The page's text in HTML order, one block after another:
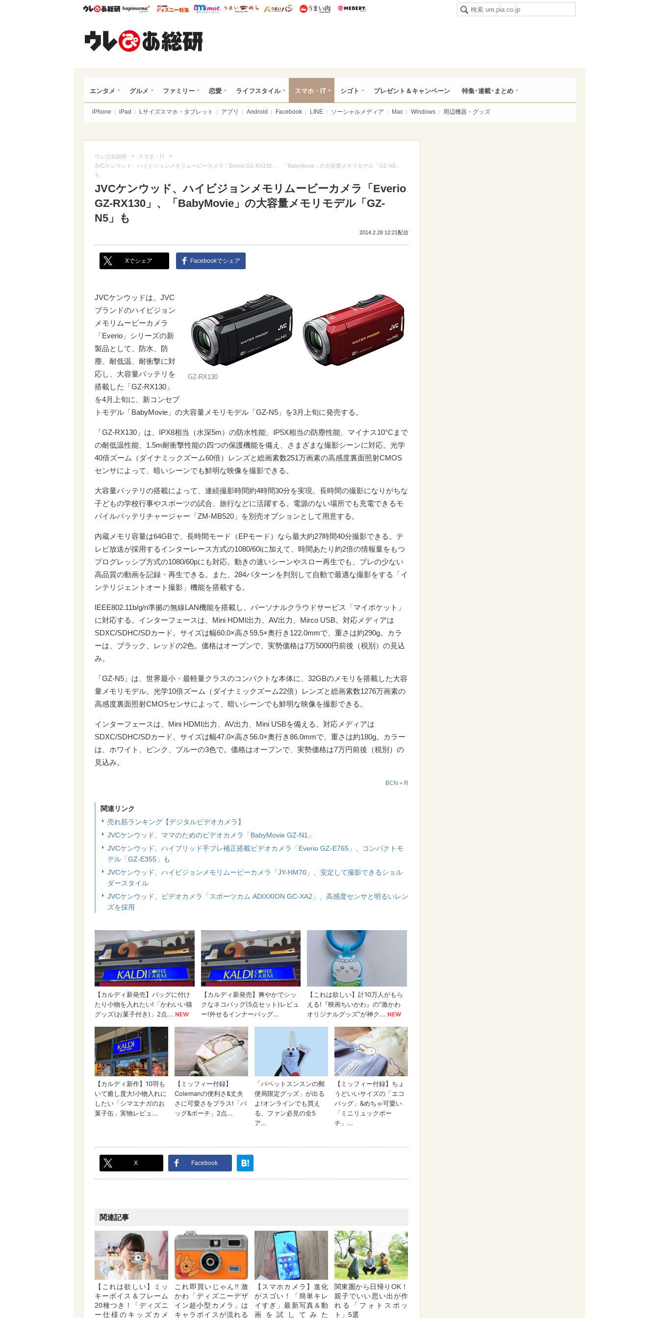
ウレぴあ総研ハピママ* ウレぴあ総研 ディズニー特集
mimot. うまいめし うまいパン うまい肉
エンタメ グルメ ファミリー 恋愛 ライフスタイル スマホ・IT シゴト プレゼント＆キャンペーン 特集･連載･まとめ
iPhone iPad Lサイズスマホ・タブレット アプリ Android Facebook LINE ソーシャルメディア Mac Windows 周辺機器・グッズ
ウレぴあ総研 > スマホ・IT >
JVCケンウッド、ハイビジョンメモリムービーカメラ「Everio GZ-RX130」、「BabyMovie」の大容量メモリモデル「GZ-N5」
も
JVCケンウッド、ハイビジョンメモリムービーカメラ「Everio
GZ-RX130」、「BabyMovie」の大容量メモリモデル「GZ-
N5」も
2014.2.28 12:21配信
Xでシェア Facebookでシェア
GZ-RX130
JVCケンウッドは、JVC
ブランドのハイビジョン
メモリムービーカメラ
「Everio」シリーズの新
製品として、防水、防
塵、耐低温、耐衝撃に対
応し、大容量バッテリを
搭載した「GZ-RX130」
を4月上旬に、新コンセプ
トモデル「BabyMovie」の大容量メモリモデル「GZ-N5」を3月上旬に発売する。
「GZ-RX130」は、IPX8相当（水深5m）の防水性能、IP5X相当の防塵性能、マイナス10°Cまで
の耐低温性能、1.5m耐衝撃性能の四つの保護機能を備え、さまざまな撮影シーンに対応。光学
40倍ズーム（ダイナミックズーム60倍）レンズと総画素数251万画素の高感度裏面照射CMOS
センサによって、暗いシーンでも鮮明な映像を撮影できる。
大容量バッテリの搭載によって、連続撮影時間約4時間30分を実現。長時間の撮影になりがちな
子どもの学校行事やスポーツの試合、旅行などに活躍する。電源のない場所でも充電できるモ
バイルバッテリチャージャー「ZM-MB520」を別売オプションとして用意する。
内蔵メモリ容量は64GBで、長時間モード（EPモード）なら最大約27時間40分撮影できる。テ
レビ放送が採用するインターレース方式の1080/60iに加えて、時間あたり約2倍の情報量をもつ
プログレッシブ方式の1080/60pにも対応。動きの速いシーンやスロー再生でも、ブレの少ない
高品質の動画を記録・再生できる。また、284パターンを判別して自動で最適な撮影をする「イ
ンテリジェントオート撮影」機能を搭載する。
IEEE802.11b/g/n準拠の無線LAN機能を搭載し、パーソナルクラウドサービス「マイポケット」
に対応する。インターフェースは、Mini HDMI出力、AV出力、Mirco USB。対応メディアは
SDXC/SDHC/SDカード。サイズは幅60.0×高さ59.5×奥行き122.0mmで、重さは約290g。カラ
ーは、ブラック、レッドの2色。価格はオープンで、実勢価格は7万5000円前後（税別）の見込
み。
「GZ-N5」は、世界最小・最軽量クラスのコンパクトな本体に、32GBのメモリを搭載した大容
量メモリモデル。光学10倍ズーム（ダイナミックズーム22倍）レンズと総画素数1276万画素の
高感度裏面照射CMOSセンサによって、暗いシーンでも鮮明な映像を撮影できる。
インターフェースは、Mini HDMI出力、AV出力、Mini USBを備える。対応メディアは
SDXC/SDHC/SDカード。サイズは幅47.0×高さ56.0×奥行き86.0mmで、重さは約180g。カラー
は、ホワイト、ピンク、ブルーの3色で。価格はオープンで、実勢価格は7万円前後（税別）の
見込み。
BCN＋R
関連リンク
売れ筋ランキング【デジタルビデオカメラ】
JVCケンウッド、ママのためのビデオカメラ「BabyMovie GZ-N1」
JVCケンウッド、ハイブリッド手ブレ補正搭載ビデオカメラ「Everio GZ-E765」、コンパクトモ
デル「GZ-E355」も
JVCケンウッド、ハイビジョンメモリムービーカメラ「JY-HM70」、安定して撮影できるショル
ダースタイル
JVCケンウッド、ビデオカメラ「スポーツカム ADIXXION GC‐XA2」、高感度センサと明るいレン
ズを採用
X Facebook
関連記事
【これは欲しい】ミッ
キーボイス＆フレーム
20種つき！「ディズニ
ー仕様のキッズカメ
これ即買いじゃん!! 激
かわ「ディズニーデザ
イン超小型カメラ」は
キャラボイスが流れる
【スマホカメラ】進化
がスゴい！「簡単キレ
イすぎ」最新写真＆動
画を試してみた
関東圏から日帰りOK！
親子でいい思い出が作
れる「フォトスポッ
ト」5選